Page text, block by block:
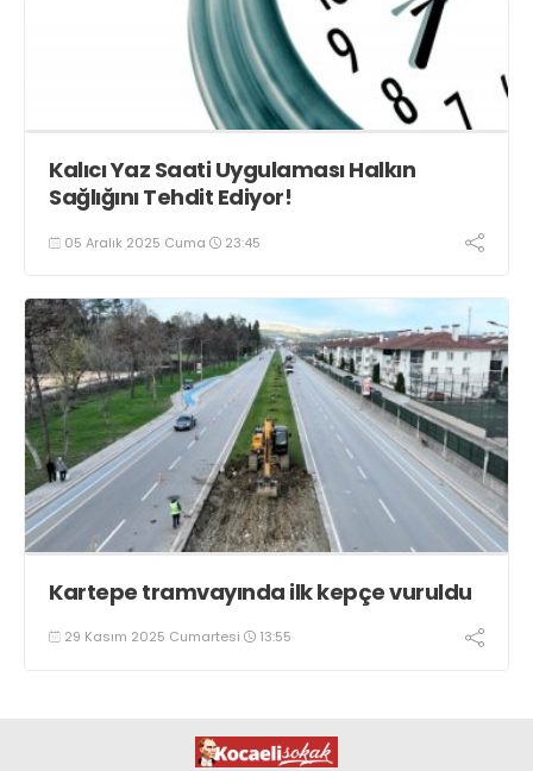
Kalıcı Yaz Saati Uygulaması Halkın
Sağlığını Tehdit Ediyor!
05 Aralık 2025 Cuma 23:45
Kartepe tramvayında ilk kepçe vuruldu
29 Kasım 2025 Cumartesi 13:55